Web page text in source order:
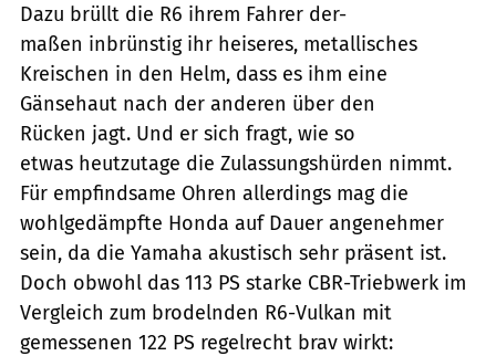
Dazu brüllt die R6 ihrem Fahrer der-
maßen inbrünstig ihr heiseres, metallisches
Kreischen in den Helm, dass es ihm eine
Gänsehaut nach der anderen über den
Rücken jagt. Und er sich fragt, wie so
etwas heutzutage die Zulassungshürden nimmt.
Für empfindsame Ohren allerdings mag die
wohlgedämpfte Honda auf Dauer angenehmer
sein, da die Yamaha akustisch sehr präsent ist.
Doch obwohl das 113 PS starke CBR-Triebwerk im
Vergleich zum brodelnden R6-Vulkan mit
gemessenen 122 PS regelrecht brav wirkt: